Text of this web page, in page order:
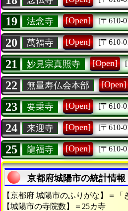
19 法念寺 [Open] [〒610-
20 萬福寺 [Open] [〒610-
21 妙見宗真照寺 [Open]
22 無量寿仏会本部 [Open]
23 要乗寺 [Open] [〒610-
24 来迎寺 [Open] [〒610-
25 龍福寺 [Open] [〒610-
京都府城陽市の統計情報
【京都府 城陽市のふりがな】＝「
【城陽市の寺院数】＝25カ寺